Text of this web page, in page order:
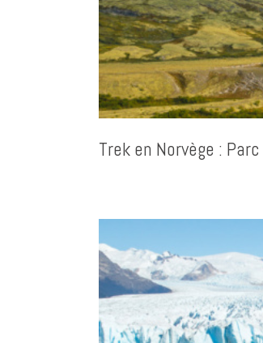
Trek en Norvège :